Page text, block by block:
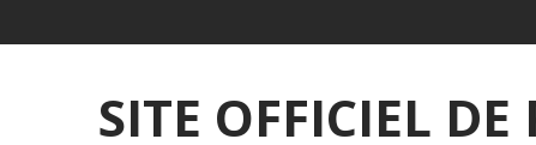
SITE OFFICIEL DE